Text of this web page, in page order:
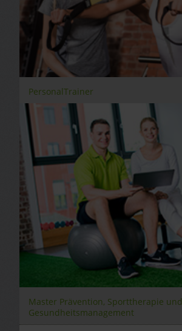
PersonalTrainer
Master Prävention, Sporttherapie und
Gesundheitsmanagement